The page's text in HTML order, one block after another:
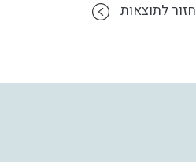
חזור לתוצאות